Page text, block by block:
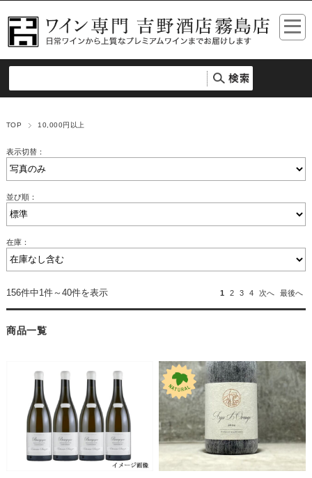
TOP 10,000円以上
表示切替：
並び順：
在庫：
156件中1件～40件を表示 1 2 3 4 次へ 最後へ
商品一覧